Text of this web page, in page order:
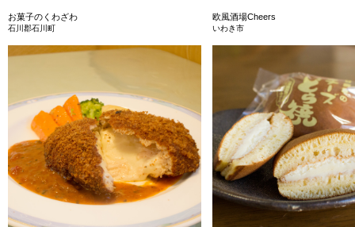
お菓子のくわざわ
石川郡石川町
欧風酒場Cheers
いわき市